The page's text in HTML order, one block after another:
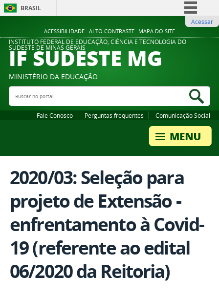
ACESSIBILIDADE ALTO CONTRASTE MAPA DO SITE
BRASIL
Comunica BR
Participe
Legislação
Acessar
INSTITUTO FEDERAL DE EDUCAÇÃO, CIÊNCIA E TECNOLOGIA DO
SUDESTE DE MINAS GERAIS
IF SUDESTE MG
MINISTÉRIO DA EDUCAÇÃO
Buscar no portal
Fale Conosco Perguntas frequentes Comunicação Social
2020/03: Seleção para
projeto de Extensão -
enfrentamento à Covid-
19 (referente ao edital
06/2020 da Reitoria)